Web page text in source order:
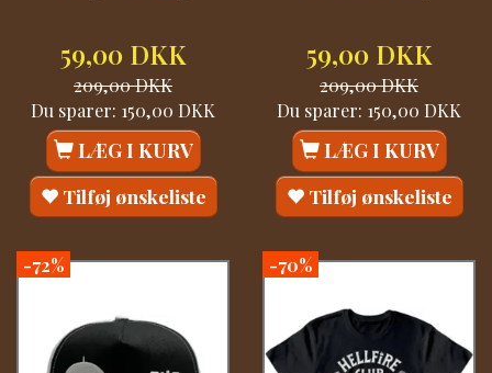
59,00 DKK
209,00 DKK
Du sparer: 150,00 DKK
LÆG I KURV
Tilføj ønskeliste
59,00 DKK
209,00 DKK
Du sparer: 150,00 DKK
LÆG I KURV
Tilføj ønskeliste
-72% -70%